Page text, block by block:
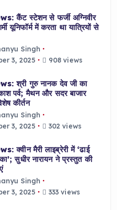
कैंट स्टेशन से फर्जी अग्निवीर
यूनिफॉर्म में करता था यात्रियों से
Singh
3, 2025
908 views
श्री गुरु नानक देव जी का
पर्व; मैथन और सदर बाजार
कीर्तन
Singh
3, 2025
302 views
क्वीन मैरी लाइब्रेरी में ‘ढाई
सुधीर नारायन ने प्रस्तुत की
Singh
3, 2025
333 views